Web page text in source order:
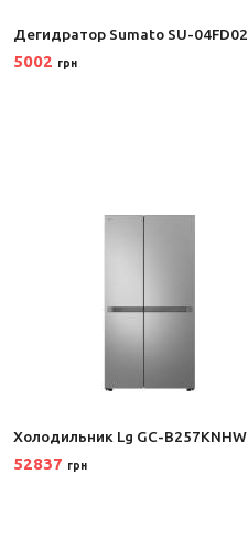
Дегидратор Sumato SU-04FD02
5002 грн
Холодильник Lg GC-B257KNHW
52837 грн